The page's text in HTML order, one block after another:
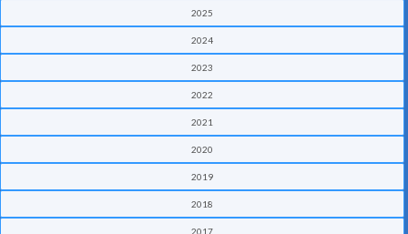
2025
2024
2023
2022
2021
2020
2019
2018
2017